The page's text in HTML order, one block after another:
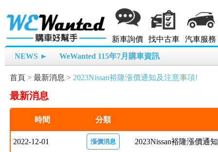
新車詢價 找中古車 汽車服務
NEWS ► WeWanted 115年7月購車資訊
首頁 > 最新消息 > 2023Nissan裕隆漲價通知及注意事項!
最新消息
時間 分類
2022-12-01 漲價消息 2023Nissan裕隆漲價通